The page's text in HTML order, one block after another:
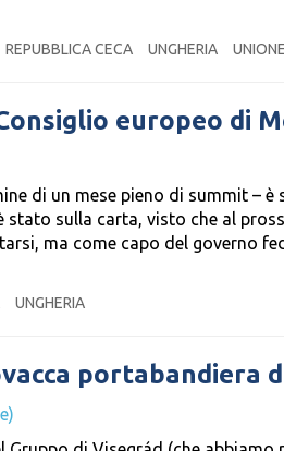
REPUBBLICA CECA UNGHERIA
europeo di
di un mese pieno di summit –
stato sulla carta, visto che al
ma come capo del governo
UNGHERIA
portabandiera